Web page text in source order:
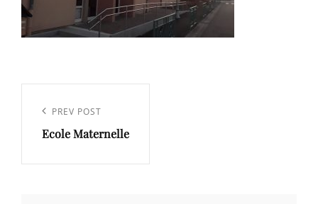
l’article
Previous
Post
PREV POST
Ecole Maternelle